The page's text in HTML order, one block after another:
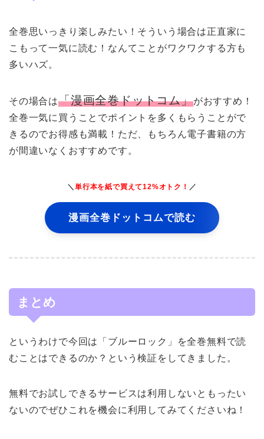
全巻思いっきり楽しみたい！そういう場合は正直家に
こもって一気に読む！なんてことがワクワクする方も
多いハズ。
その場合は「漫画全巻ドットコム」がおすすめ！
全巻一気に買うことでポイントを多くもらうことがで
きるのでお得感も満載！ただ、もちろん電子書籍の方
が間違いなくおすすめです。
＼単行本を紙で買えて12%オトク！ ／
漫画全巻ドットコムで読む
まとめ
というわけで今回は「ブルーロック」を全巻無料で読
むことはできるのか？という検証をしてきました。
無料でお試しできるサービスは利用しないともったい
ないのでぜひこれを機会に利用してみてくださいね！